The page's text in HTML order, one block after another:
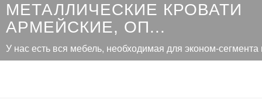
МЕТАЛЛИЧЕСКИЕ КРОВАТИ
АРМЕЙСКИЕ, ОП...
У нас есть вся мебель, необходимая для эконом-